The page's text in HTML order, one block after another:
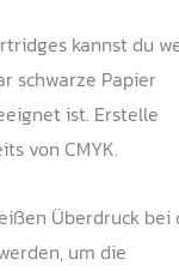
kannst du
schwarze Papier
ist. Erstelle
von CMYK.
Überdruck bei
um die